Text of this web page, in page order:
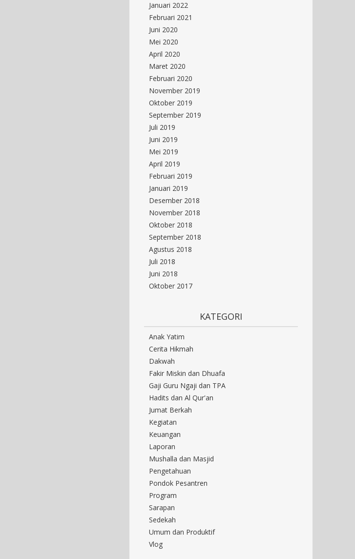
Januari 2022
Februari 2021
Juni 2020
Mei 2020
April 2020
Maret 2020
Februari 2020
November 2019
Oktober 2019
September 2019
Juli 2019
Juni 2019
Mei 2019
April 2019
Februari 2019
Januari 2019
Desember 2018
November 2018
Oktober 2018
September 2018
Agustus 2018
Juli 2018
Juni 2018
Oktober 2017
KATEGORI
Anak Yatim
Cerita Hikmah
Dakwah
Fakir Miskin dan Dhuafa
Gaji Guru Ngaji dan TPA
Hadits dan Al Qur'an
Jumat Berkah
Kegiatan
Keuangan
Laporan
Mushalla dan Masjid
Pengetahuan
Pondok Pesantren
Program
Sarapan
Sedekah
Umum dan Produktif
Vlog